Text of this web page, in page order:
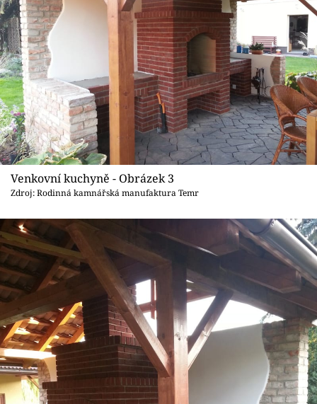
Venkovní kuchyně - Obrázek 3
Zdroj: Rodinná kamnářská manufaktura Temr